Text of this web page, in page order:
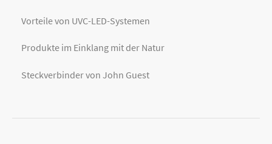
Vorteile von UVC-LED-Systemen
Produkte im Einklang mit der Natur
Steckverbinder von John Guest